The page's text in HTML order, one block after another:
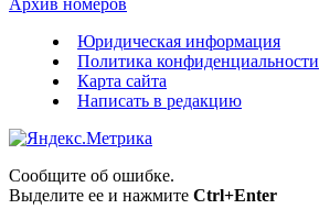
Архив номеров
Юридическая информация
Политика конфиденциальности
Карта сайта
Написать в редакцию
Сообщите об ошибке.
Выделите ее и нажмите Ctrl+Enter